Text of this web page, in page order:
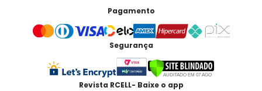
Pagamento
Segurança
Revista RCELL- Baixe o app